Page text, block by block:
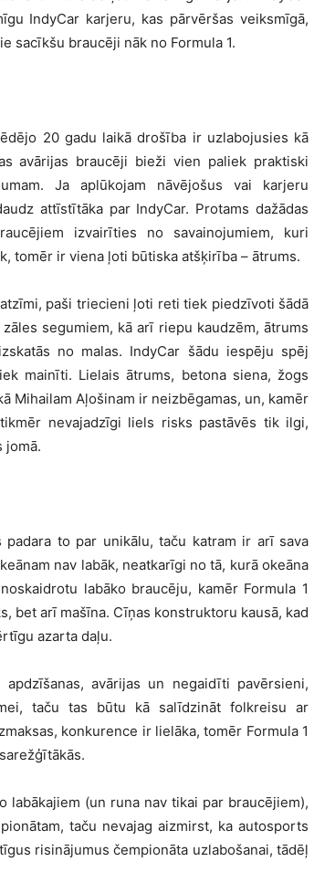
IndyCar karjeru, kas pārvēršas veiksmīgā,
sacīkšu braucēji nāk no Formula 1.
20 gadu laikā drošība ir uzlabojusies kā
avārijas braucēji bieži vien paliek praktiski
Ja aplūkojam nāvējošus vai karjeru
attīstītāka par IndyCar. Protams dažādas
izvairīties no savainojumiem, kuri
tomēr ir viena ļoti būtiska atšķirība – ātrums.
paši triecieni ļoti reti tiek piedzīvoti šādā
segumiem, kā arī riepu kaudzēm, ātrums
no malas. IndyCar šādu iespēju spēj
mainīti. Lielais ātrums, betona siena, žogs
Mihailam Aļošinam ir neizbēgamas, un, kamēr
nevajadzīgi liels risks pastāvēs tik ilgi,
jomā.
to par unikālu, taču katram ir arī sava
nav labāk, neatkarīgi no tā, kurā okeāna
labāko braucēju, kamēr Formula 1
bet arī mašīna. Cīņas konstruktoru kausā, kad
azarta daļu.
avārijas un negaidīti pavērsieni,
taču tas būtu kā salīdzināt folkreisu ar
konkurence ir lielāka, tomēr Formula 1
labākajiem (un runa nav tikai par braucējiem),
taču nevajag aizmirst, ka autosports
risinājumus čempionāta uzlabošanai, tādēļ